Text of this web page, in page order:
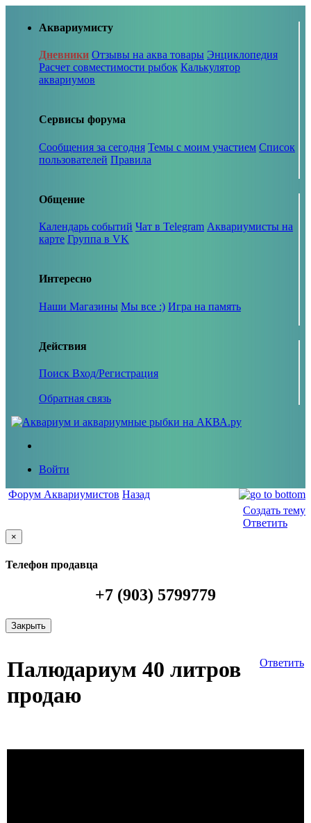
Аквариумисту
Дневники Отзывы на аква товары Энциклопедия
Расчет совместимости рыбок Калькулятор
аквариумов
Сервисы форума
Сообщения за сегодня Темы с моим участием Список
пользователей Правила
Общение
Календарь событий Чат в Telegram Аквариумисты на
карте Группа в VK
Интересно
Наши Магазины Мы все :) Игра на память
Действия
Поиск Вход/Регистрация
Обратная связь
Войти
Форум Аквариумистов Назад
Создать тему
Ответить
×
Телефон продавца
+7 (903) 5799779
Закрыть
Ответить
Палюдариум 40 литров
продаю